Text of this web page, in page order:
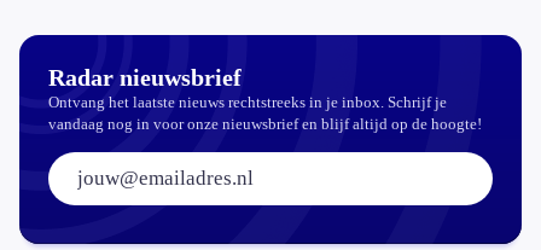
Radar nieuwsbrief
Ontvang het laatste nieuws rechtstreeks in je inbox. Schrijf je
vandaag nog in voor onze nieuwsbrief en blijf altijd op de hoogte!
E-mailadres: